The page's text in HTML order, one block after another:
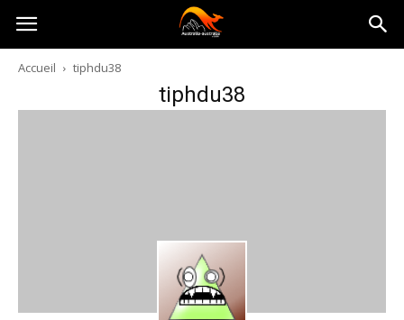
Australia-
australie.com
Accueil tiphdu38
tiphdu38